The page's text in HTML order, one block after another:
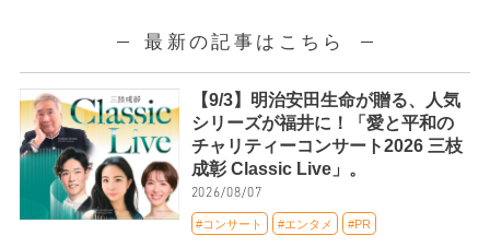
最新の記事はこちら
【9/3】明治安田生命が贈る、人気
シリーズが福井に！「愛と平和の
チャリティーコンサート2026 三枝
成彰 Classic Live」。
2026/08/07
#コンサート #エンタメ #PR